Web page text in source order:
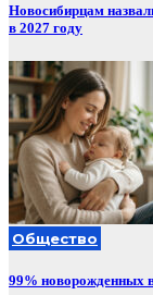
Новосибирцам
в 2027 году
Общество
99% новорожденных